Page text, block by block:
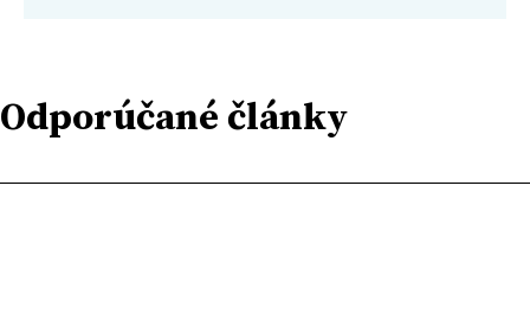
Odporúčané články